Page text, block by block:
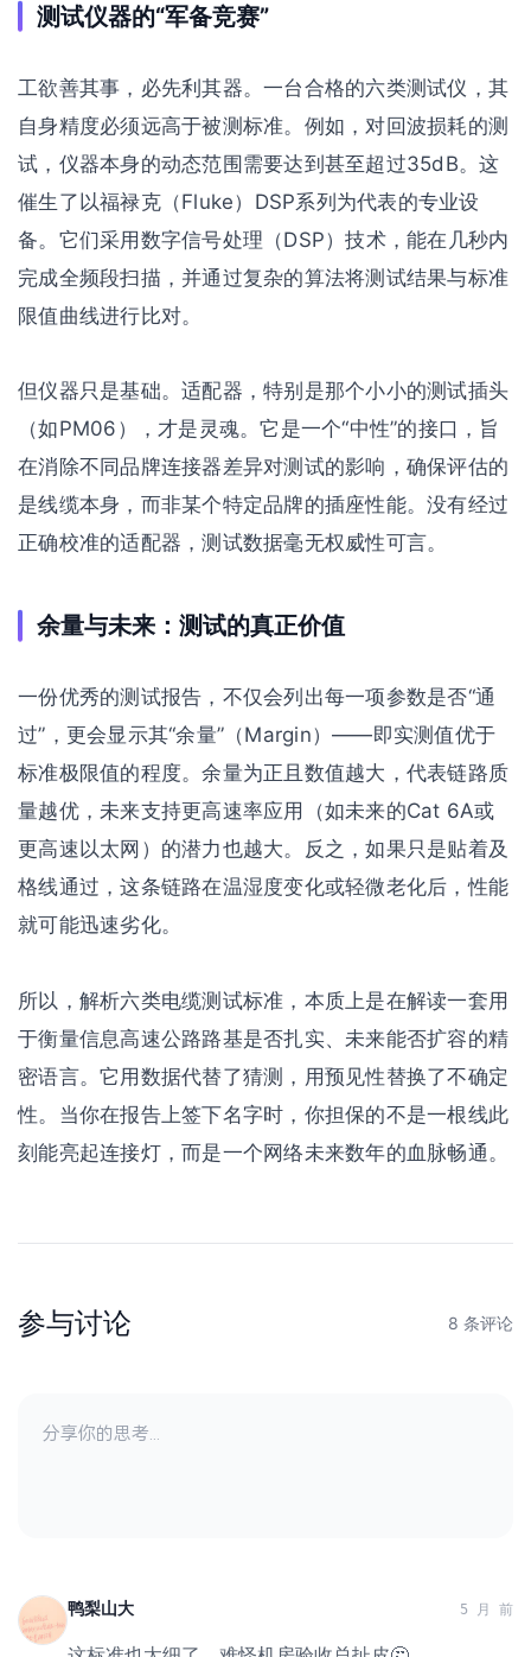
测试仪器的“军备竞赛”
工欲善其事，必先利其器。一台合格的六类测试仪，其
自身精度必须远高于被测标准。例如，对回波损耗的测
试，仪器本身的动态范围需要达到甚至超过35dB。这
催生了以福禄克（Fluke）DSP系列为代表的专业设
备。它们采用数字信号处理（DSP）技术，能在几秒内
完成全频段扫描，并通过复杂的算法将测试结果与标准
限值曲线进行比对。
但仪器只是基础。适配器，特别是那个小小的测试插头
（如PM06），才是灵魂。它是一个“中性”的接口，旨
在消除不同品牌连接器差异对测试的影响，确保评估的
是线缆本身，而非某个特定品牌的插座性能。没有经过
正确校准的适配器，测试数据毫无权威性可言。
余量与未来：测试的真正价值
一份优秀的测试报告，不仅会列出每一项参数是否“通
过”，更会显示其“余量”（Margin）——即实测值优于
标准极限值的程度。余量为正且数值越大，代表链路质
量越优，未来支持更高速率应用（如未来的Cat 6A或
更高速以太网）的潜力也越大。反之，如果只是贴着及
格线通过，这条链路在温湿度变化或轻微老化后，性能
就可能迅速劣化。
所以，解析六类电缆测试标准，本质上是在解读一套用
于衡量信息高速公路路基是否扎实、未来能否扩容的精
密语言。它用数据代替了猜测，用预见性替换了不确定
性。当你在报告上签下名字时，你担保的不是一根线此
刻能亮起连接灯，而是一个网络未来数年的血脉畅通。
参与讨论 8 条评论
鸭梨山大 5 月 前